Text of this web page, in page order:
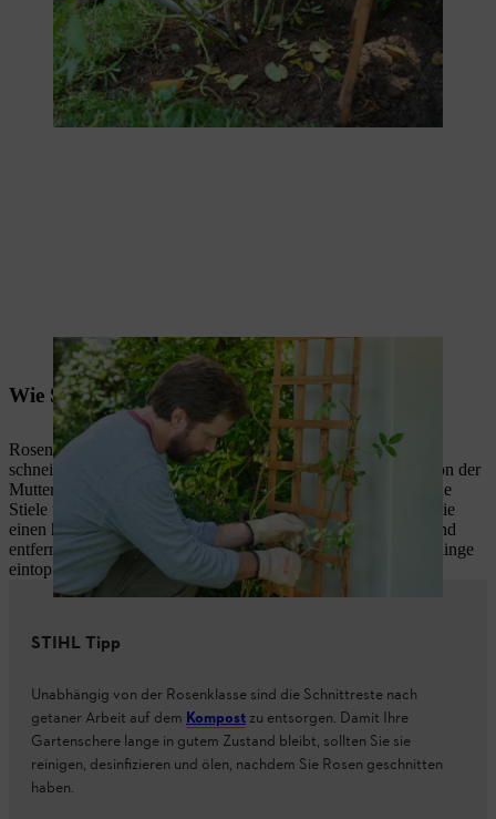
Nach dem Rosenschnitt werden die Langtriebe angebunden.
Wie Sie Rosenstecklinge vermehren
Rosen eignen sich gut, umStecklinge zu schneiden
. Dafür
schneiden Sie einfach einen gut 30 Zentimeter langen Trieb von der
Mutterpflanze ab. Entfernen Sie die Blätter so, dass noch kleine
Stiele übrigblieben, um die Blattstellen zu erkennen. Kürzen Sie
einen halben Zentimeter oberhalb jeder Blattstelle den Trieb und
entfernen Sie die Triebspitze. Nun können Sie die Rosenstecklinge
eintopfen!
STIHL Tipp
Unabhängig von der Rosenklasse sind die Schnittreste nach
getaner Arbeit auf dem Kompost zu entsorgen. Damit Ihre
Gartenschere lange in gutem Zustand bleibt, sollten Sie sie
reinigen, desinfizieren und ölen, nachdem Sie Rosen geschnitten
haben.